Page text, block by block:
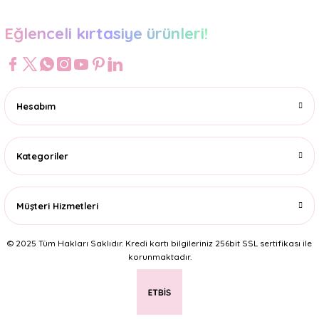
Eğlenceli kırtasiye ürünleri!
Hesabım
Kategoriler
Müşteri Hizmetleri
© 2025 Tüm Hakları Saklıdır. Kredi kartı bilgileriniz 256bit SSL sertifikası ile
korunmaktadır.